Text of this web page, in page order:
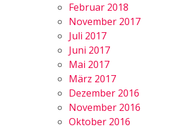
Februar 2018
November 2017
Juli 2017
Juni 2017
Mai 2017
März 2017
Dezember 2016
November 2016
Oktober 2016